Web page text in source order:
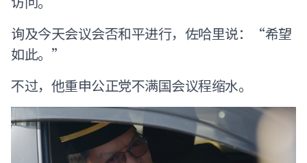
询及今天会议会否和平进行，佐哈里说：“希望
如此。”
不过，他重申公正党不满国会议程缩水。